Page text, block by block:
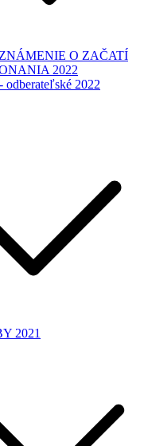
O ZAČATÍ
2022
odberateľské 2022
2021